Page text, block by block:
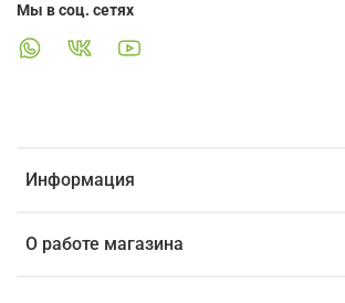
Информация
О работе магазина
Мы в соц. сетях